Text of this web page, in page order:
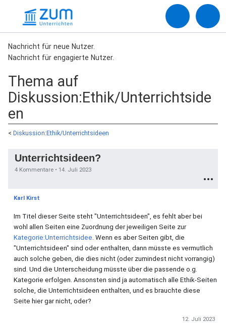
Nachricht für neue Nutzer.
Nachricht für engagierte Nutzer.
Thema auf
Diskussion:Ethik/Unterrichtside
en
< Diskussion:Ethik/Unterrichtsideen
Unterrichtsideen?
4 Kommentare • 14. Juli 2023
Karl Kirst
Im Titel dieser Seite steht "Unterrichtsideen", es fehlt aber bei
wohl allen Seiten eine Zuordnung der jeweiligen Seite zur
Kategorie:Unterrichtsidee . Wenn es aber Seiten gibt, die
"Unterrichtsideen" sind oder enthalten, dann müsste es vermutlich
auch solche geben, die dies nicht (oder zumindest nicht vorrangig)
sind. Und die Unterscheidung müsste über die passende o.g.
Kategorie erfolgen. Ansonsten sind ja automatisch alle Ethik-Seiten
solche, die Unterrichtsideen enthalten, und es brauchte diese
Seite hier gar nicht, oder?
12. Juli 2023